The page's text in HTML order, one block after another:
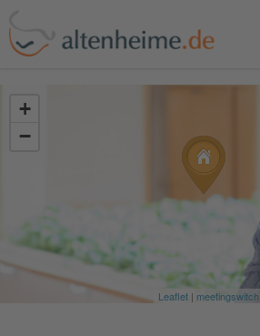
+
−
Leaflet | meetingswitch